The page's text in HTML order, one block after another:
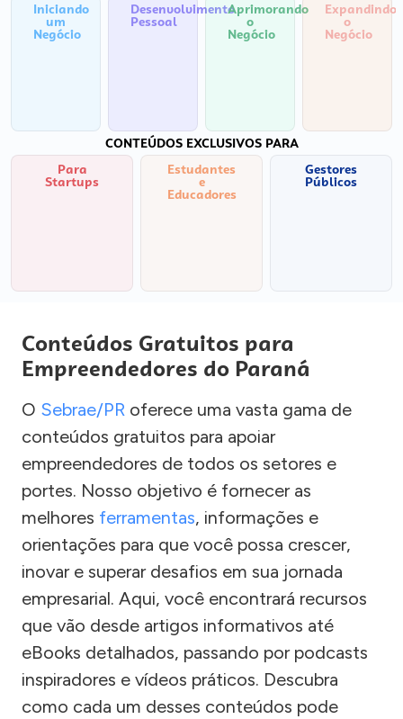
Iniciando
um
Negócio
Desenvolvimento
Pessoal
Aprimorando
o
Negócio
Expandindo
o
Negócio
CONTEÚDOS EXCLUSIVOS PARA
Para
Startups
Estudantes
e
Educadores
Gestores
Públicos
Conteúdos Gratuitos para
Empreendedores do Paraná
O Sebrae/PR oferece uma vasta gama de
conteúdos gratuitos para apoiar
empreendedores de todos os setores e
portes. Nosso objetivo é fornecer as
melhores ferramentas, informações e
orientações para que você possa crescer,
inovar e superar desafios em sua jornada
empresarial. Aqui, você encontrará recursos
que vão desde artigos informativos até
eBooks detalhados, passando por podcasts
inspiradores e vídeos práticos. Descubra
como cada um desses conteúdos pode